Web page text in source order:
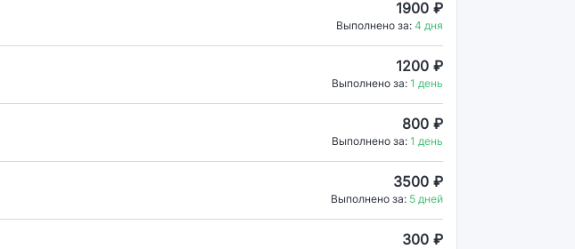
1900 ₽
Выполнено за: 4 дня
1200 ₽
Выполнено за: 1 день
800 ₽
Выполнено за: 1 день
3500 ₽
Выполнено за: 5 дней
300 ₽